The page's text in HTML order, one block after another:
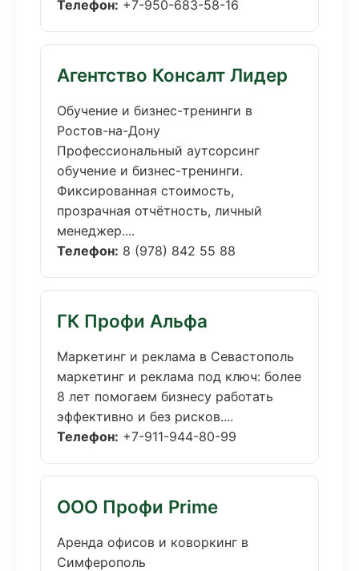
Телефон: +7-950-683-58-16
Агентство Консалт Лидер
Обучение и бизнес-тренинги в
Ростов-на-Дону
Профессиональный аутсорсинг
обучение и бизнес-тренинги.
Фиксированная стоимость,
прозрачная отчётность, личный
менеджер....
Телефон: 8 (978) 842 55 88
ГК Профи Альфа
Маркетинг и реклама в Севастополь
маркетинг и реклама под ключ: более
8 лет помогаем бизнесу работать
эффективно и без рисков....
Телефон: +7-911-944-80-99
ООО Профи Prime
Аренда офисов и коворкинг в
Симферополь